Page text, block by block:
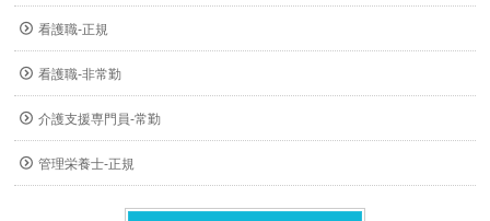
看護職-正規
看護職-非常勤
介護支援専門員-常勤
管理栄養士-正規